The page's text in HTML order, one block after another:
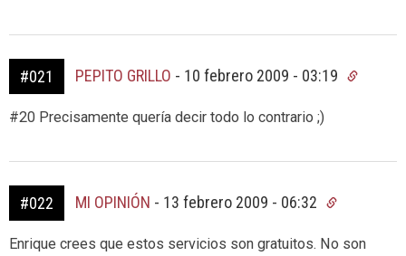
#021 PEPITO GRILLO - 10 febrero 2009 - 03:19
#20 Precisamente quería decir todo lo contrario ;)
#022 MI OPINIÓN - 13 febrero 2009 - 06:32
Enrique crees que estos servicios son gratuitos. No son